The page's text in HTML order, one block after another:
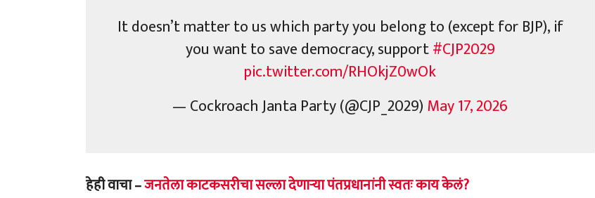
It doesn’t matter to us which party you belong to (except for BJP), if
you want to save democracy, support#CJP2029
pic.twitter.com/RHOkjZ0wOk
— Cockroach Janta Party (@CJP_2029)May 17, 2026
हेही वाचा –जनतेला काटकसरीचा सल्ला देणाऱ्या पंतप्रधानांनी स्वतः काय केलं?